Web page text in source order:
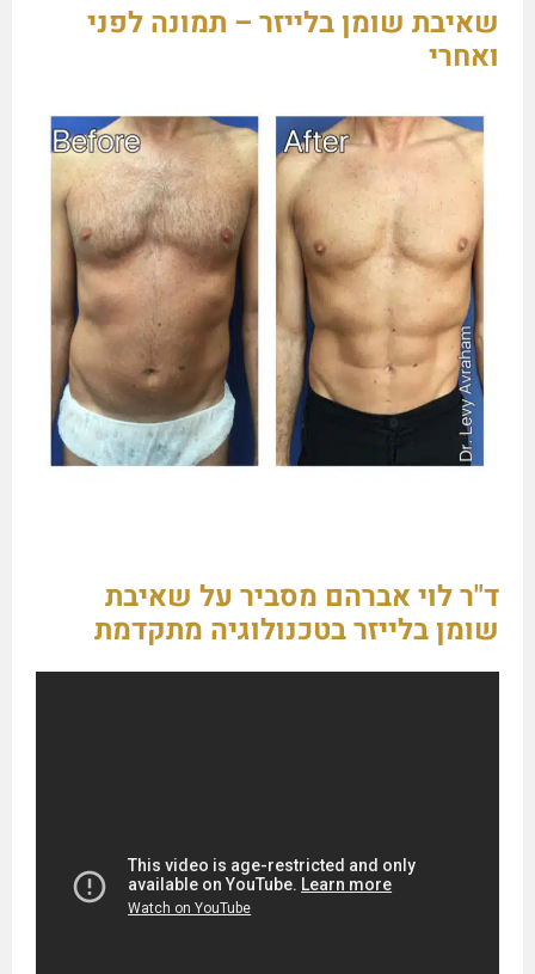
שאיבת שומן בלייזר – תמונה לפני
ואחרי
ד"ר לוי אברהם מסביר על שאיבת
שומן בלייזר בטכנולוגיה מתקדמת